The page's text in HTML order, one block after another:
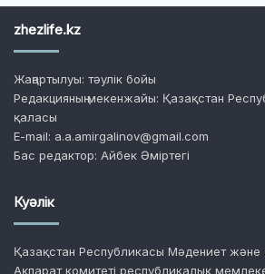
zhezlife.kz
Жаңартылуы: тәулік бойы
Редакцияның мекенжайы: Қазақстан
қаласы
E-mail: a.a.amirgalinov@gmail.com
Бас редактор: Айбек Әміртегі
Куәлік
Қазақстан Республикасы Мәдениет және
Ақпарат комитеті республикалық